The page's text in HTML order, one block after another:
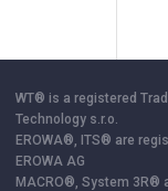
WT® is a registered
Technology s.r.o.
EROWA®, ITS® are
EROWA AG
MACRO®, System 3R®